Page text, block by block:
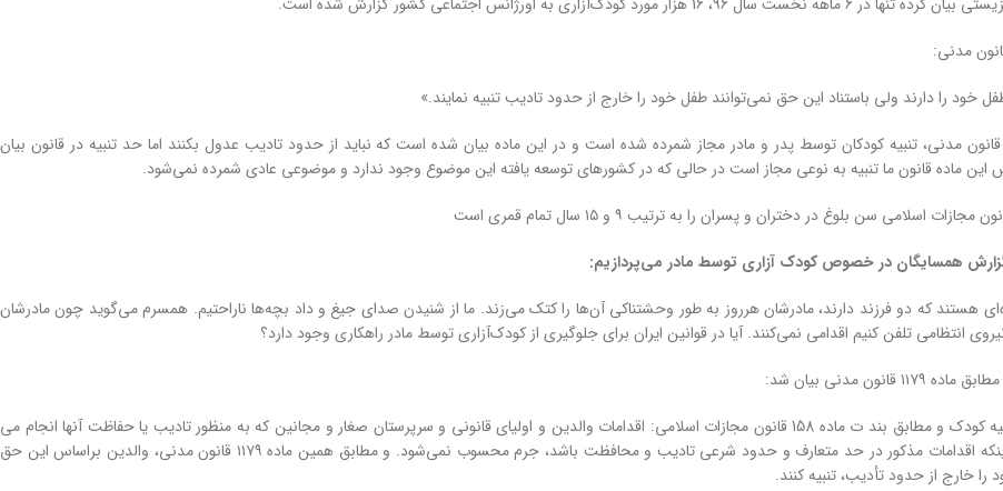
خود را دارند ولی باستناد این حق نمی‌توانند طفل خود را خارج از حدود تادیب تنبیه نمایند.»
مطابق ماده 1179 قانون مدنی، تنبیه کودکان توسط پدر و مادر مجاز شمرده شده است و در این ماده بیان شده است که نباید از حدود تادیب عدول بکنند اما حد تنبیه در قانون بیان
ماده قانون ما تنبیه به نوعی مجاز است در حالی که در کشورهای توسعه یافته این موضوع وجود ندارد و موضوعی عادی شمرده نمی‌شود.
همسایگان در خصوص کودک آزاری توسط مادر می‌پردازیم:
هستند که دو فرزند دارند، مادرشان هرروز به طور وحشتناکی آن‌ها را کتک می‌زند. ما از شنیدن صدای جیغ و داد بچه‌ها ناراحتیم. همسرم می‌گوید چون مادرشان
انتظامی تلفن کنیم اقدامی نمی‌کنند. آیا در قوانین ایران برای جلوگیری از کودک‌آزاری توسط مادر راهکاری وجود دارد؟
قانون مدنی بیان شد:
پدر و مادر ﺣﻖ ﺗﻨﺒﯿﻪ کودک و مطابق بند ت ماده 158 قانون مجازات اسلامی: اقدامات والدین و اولیای قانونی و سرپرستان صغار و مجانین که به منظور تادیب یا حفاظت آنها انجام می
شود، مشروط بر اینکه اقدامات مذکور در حد متعارف و حدود شرعی تادیب و محافظت باشد، جرم محسوب نمی‌شود. و مطابق همین ﻣﺎده ۱۱۷۹ قانون مدنی، والدین براساس اﯾﻦ ﺣﻖ
را ﺧﺎرج از ﺣﺪود ﺗﺄدﯾﺐ، ﺗﻨﺒﯿﻪ کنند.